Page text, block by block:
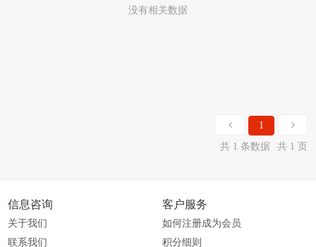
没有相关数据
1
共 1 条数据
共 1 页
信息咨询
关于我们
联系我们
客户服务
如何注册成为会员
积分细则